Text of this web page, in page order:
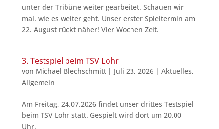
unter der Tribüne weiter gearbeitet. Schauen wir
mal, wie es weiter geht. Unser erster Spieltermin am
22. August rückt näher! Vier Wochen Zeit.
3. Testspiel beim TSV Lohr
von Michael Blechschmitt| Juli 23, 2026| Aktuelles,
Allgemein
Am Freitag, 24.07.2026 findet unser drittes Testspiel
beim TSV Lohr statt. Gespielt wird dort um 20.00
Uhr.